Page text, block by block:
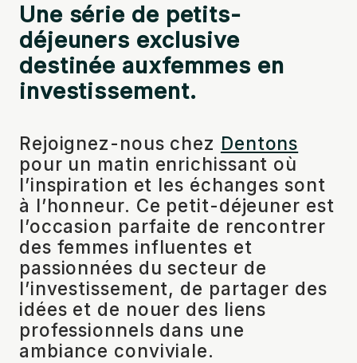
Une série de petits-
déjeuners exclusive
destinée auxfemmes en
investissement.
Rejoignez-nous chez Dentons
pour un matin enrichissant où
l’inspiration et les échanges sont
à l’honneur. Ce petit-déjeuner est
l’occasion parfaite de rencontrer
des femmes influentes et
passionnées du secteur de
l’investissement, de partager des
idées et de nouer des liens
professionnels dans une
ambiance conviviale.